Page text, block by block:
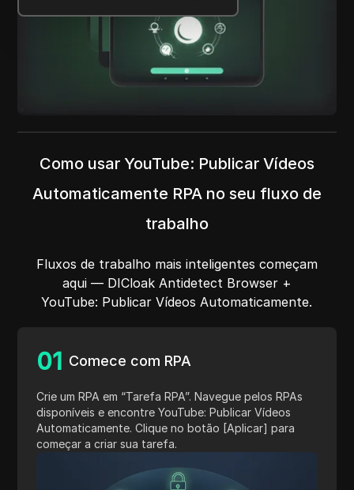
Como usar YouTube: Publicar Vídeos
Automaticamente RPA no seu fluxo de
trabalho
Fluxos de trabalho mais inteligentes começam
aqui — DICloak Antidetect Browser +
YouTube: Publicar Vídeos Automaticamente.
01 Comece com RPA
Crie um RPA em “Tarefa RPA”. Navegue pelos RPAs
disponíveis e encontre YouTube: Publicar Vídeos
Automaticamente. Clique no botão [Aplicar] para
começar a criar sua tarefa.